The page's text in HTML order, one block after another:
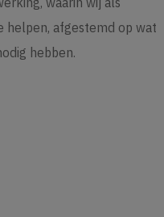
helpen, afgestemd op wat
hebben.